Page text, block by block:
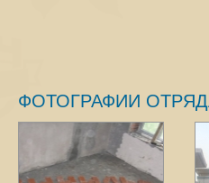
ФОТОГРАФИИ